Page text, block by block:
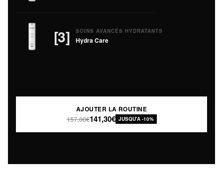
[3] SOINS AVANCÉS HYDRATANTS
Hydra Care
AJOUTER LA ROUTINE
157,00€141,30€ JUSQU'A -10%